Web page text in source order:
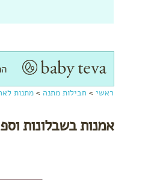
ראשי > חבילות מתנה > מתנות
אמנות בשבלונות